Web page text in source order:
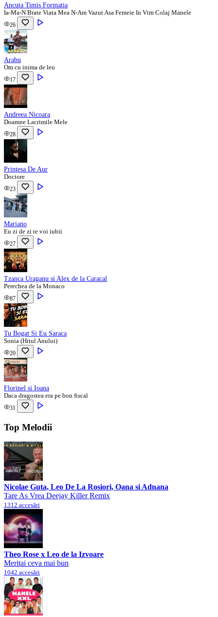
Ancuta Timis Formatia
Ia-Ma-N Brate Viata Mea N-Am Vazut Asa Femeie In Vtm Colaj Manele
26
Arabu
Om cu inima de leu
17
Andreea Nicoara
Doamne Lacrimile Mele
28
Printesa De Aur
Doctore
23
Mariano
Eu zi de zi te voi iubii
27
Tzanca Uraganu si Alex de la Caracal
Perechea de la Monaco
87
Tu Bogat Si Eu Saraca
Sonia (Hitul Anului)
20
Florinel si Ioana
Daca dragostea era pe bon fiscal
31
Top Melodii
Nicolae Guta, Leo De La Rosiori, Oana si Adnana
Tare As Vrea Deejay Killer Remix
1312 accesări
Theo Rose x Leo de la Izvoare
Meritai ceva mai bun
1042 accesări